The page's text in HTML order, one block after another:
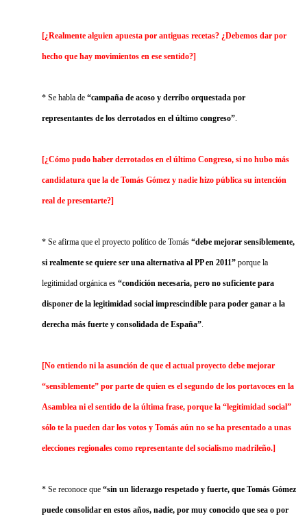
[¿Realmente alguien apuesta por antiguas recetas? ¿Debemos dar por
hecho que hay movimientos en ese sentido?]
* Se habla de“campaña de acoso y derribo orquestada por
representantes de los derrotados en el último congreso”
[¿Cómo pudo haber derrotados en el último Congreso, si no hubo más
candidatura que la de Tomás Gómez y nadie hizo pública su intención
real de presentarte?]
* Se afirma que el proyecto político de Tomás“debe mejorar sensiblemente,
si realmente se quiere ser una alternativa al PP en 2011”porque la
legitimidad orgánica es“condición necesaria, pero no suficiente para
disponer de la legitimidad social imprescindible para poder ganar a la
derecha más fuerte y consolidada de España”
[No entiendo ni la asunción de que el actual proyecto debe mejorar
“sensiblemente” por parte de quien es el segundo de los portavoces en la
Asamblea ni el sentido de la última frase, porque la “legitimidad social”
sólo te la pueden dar los votos y Tomás aún no se ha presentado a unas
elecciones regionales como representante del socialismo madrileño.]
* Se reconoce que“sin un liderazgo respetado y fuerte, que Tomás Gómez
puede consolidar en estos años, nadie, por muy conocido que sea o por